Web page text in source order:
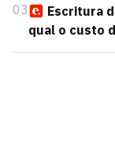
03
Escritura
qual o custo